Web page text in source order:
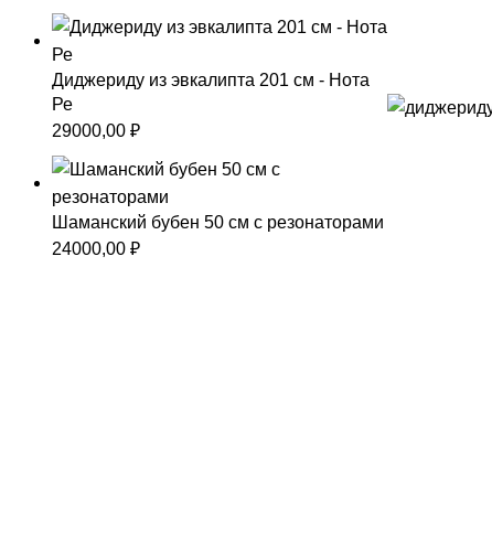
Диджериду из эвкалипта 201 см - Нота
Ре
29000,00 ₽
Шаманский бубен 50 см с резонаторами
24000,00 ₽